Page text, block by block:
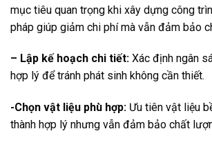
mục tiêu quan trọng khi xây dựng công
pháp giúp giảm chi phí mà vẫn đảm bảo
– Lập kế hoạch chi tiết: Xác định ngân
hợp lý để tránh phát sinh không cần thiết.
-Chọn vật liệu phù hợp: Ưu tiên vật liệu
thành hợp lý nhưng vẫn đảm bảo chất